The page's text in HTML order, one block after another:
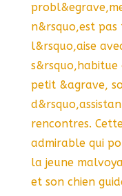
n&rsquo,est
l&rsquo,aise
petit &agrave,
rencontres.
admirable qui
la jeune
et son chien